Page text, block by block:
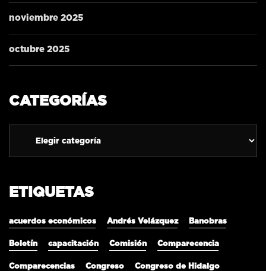
noviembre 2025
octubre 2025
CATEGORÍAS
ETIQUETAS
acuerdos económicos Andrés Velázquez Banobras
Boletín capacitación Comisión Comparecencia
Comparecencias Congreso Congreso de Hidalgo